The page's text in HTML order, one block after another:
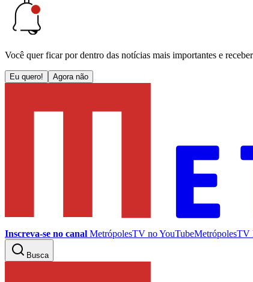
Você quer ficar por dentro das notícias mais importantes e receber
Eu quero! Agora não
Inscreva-se no canal MetrópolesTV noYouTubeMetrópolesTV
Busca